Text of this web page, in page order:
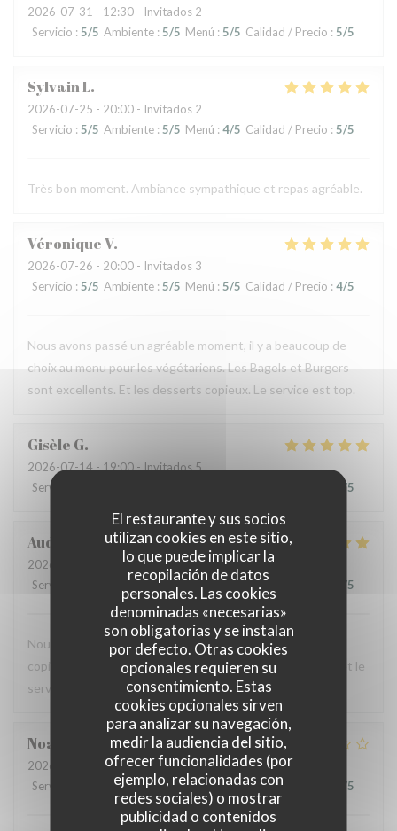
El restaurante y sus socios
utilizan cookies en este sitio,
lo que puede implicar la
recopilación de datos
personales. Las cookies
denominadas «necesarias»
son obligatorias y se instalan
por defecto. Otras cookies
opcionales requieren su
consentimiento. Estas
cookies opcionales sirven
para analizar su navegación,
medir la audiencia del sitio,
ofrecer funcionalidades (por
ejemplo, relacionadas con
redes sociales) o mostrar
publicidad o contenidos
2026-07-31 - 12:30 - Invitados 2
Servicio : 5/5 Ambiente : 5/5 Menú : 5/5 Calidad / Precio : 5/5
SylvainL
2026-07-25 - 20:00 - Invitados 2
Servicio : 5/5 Ambiente : 5/5 Menú : 4/5 Calidad / Precio : 5/5
Très bon moment. Ambiance sympathique et repas agréable.
VéroniqueV
2026-07-26 - 20:00 - Invitados 3
Servicio : 5/5 Ambiente : 5/5 Menú : 5/5 Calidad / Precio :4/5
Nous avons passé un agréable moment, il y a beaucoup de
choix au menu pour les végétariens. Les Bagels et Burgers
sont excellents. Et les desserts copieux. Le service est top.
Gisèle G
2026-07-14- 19:00 - Invitados 5
Servicio
/5
Audrey
2026-07-12
- 12:00 - Invitados 2
Servicio
Ambiente:4/5 Menú: 5 /5 Calidad / Precio /5
Nous avons testé le Sister's café pour un brunch entre
copines et n'avons pas été déçues : le menu est copieux et le
service très agréable.
Noah
2026-07-07
- 19:30 - Invitados 6
Servicio
Ambiente:4 /5 Menú:1/5 Calidad / Precio /5